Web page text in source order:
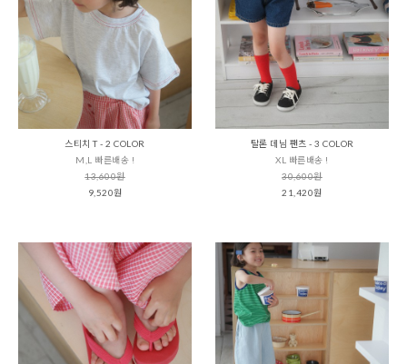
스티치 T - 2 COLOR
M,L 빠른배송 !
13,600원
9,520원
탈론 데님 팬츠 - 3 COLOR
XL 빠른배송 !
30,600원
21,420원